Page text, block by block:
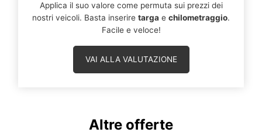
Applica il suo valore come permuta sui prezzi dei
nostri veicoli. Basta inserire targa e chilometraggio.
Facile e veloce!
VAI ALLA VALUTAZIONE
Altre offerte